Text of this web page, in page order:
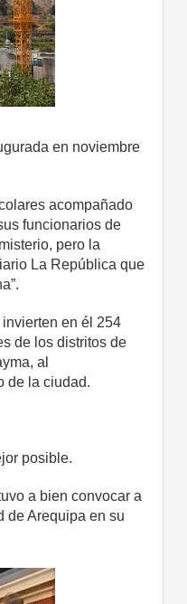
en noviembre
acompañado
funcionarios de
pero la
La República que
en él 254
de los distritos de
al
de la ciudad.
posible.
a bien convocar a
de Arequipa en su